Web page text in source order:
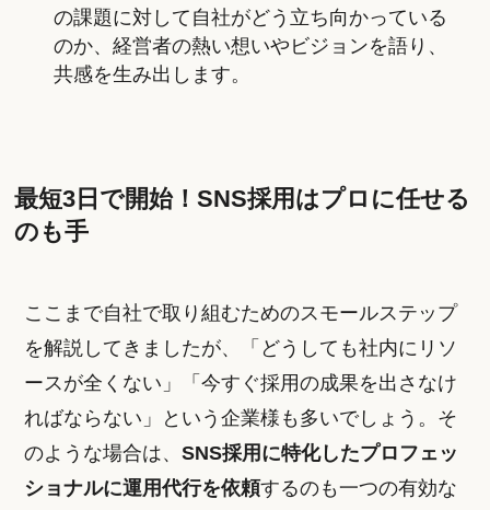
の課題に対して自社がどう立ち向かっている
のか、経営者の熱い想いやビジョンを語り、
共感を生み出します。
最短3日で開始！SNS採用はプロに任せる
のも手
ここまで自社で取り組むためのスモールステップ
を解説してきましたが、「どうしても社内にリソ
ースが全くない」「今すぐ採用の成果を出さなけ
ればならない」という企業様も多いでしょう。そ
のような場合は、SNS採用に特化したプロフェッ
ショナルに運用代行を依頼するのも一つの有効な